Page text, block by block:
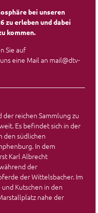
bei unseren
zu erleben und dabei
kommen.
Sie auf
eine Mail an mail@dtv-
reichen Sammlung zu
Es befindet sich in der
den südlichen
In dem
Karl Albrecht
der
der Wittelsbacher. Im
Kutschen in den
nahe der